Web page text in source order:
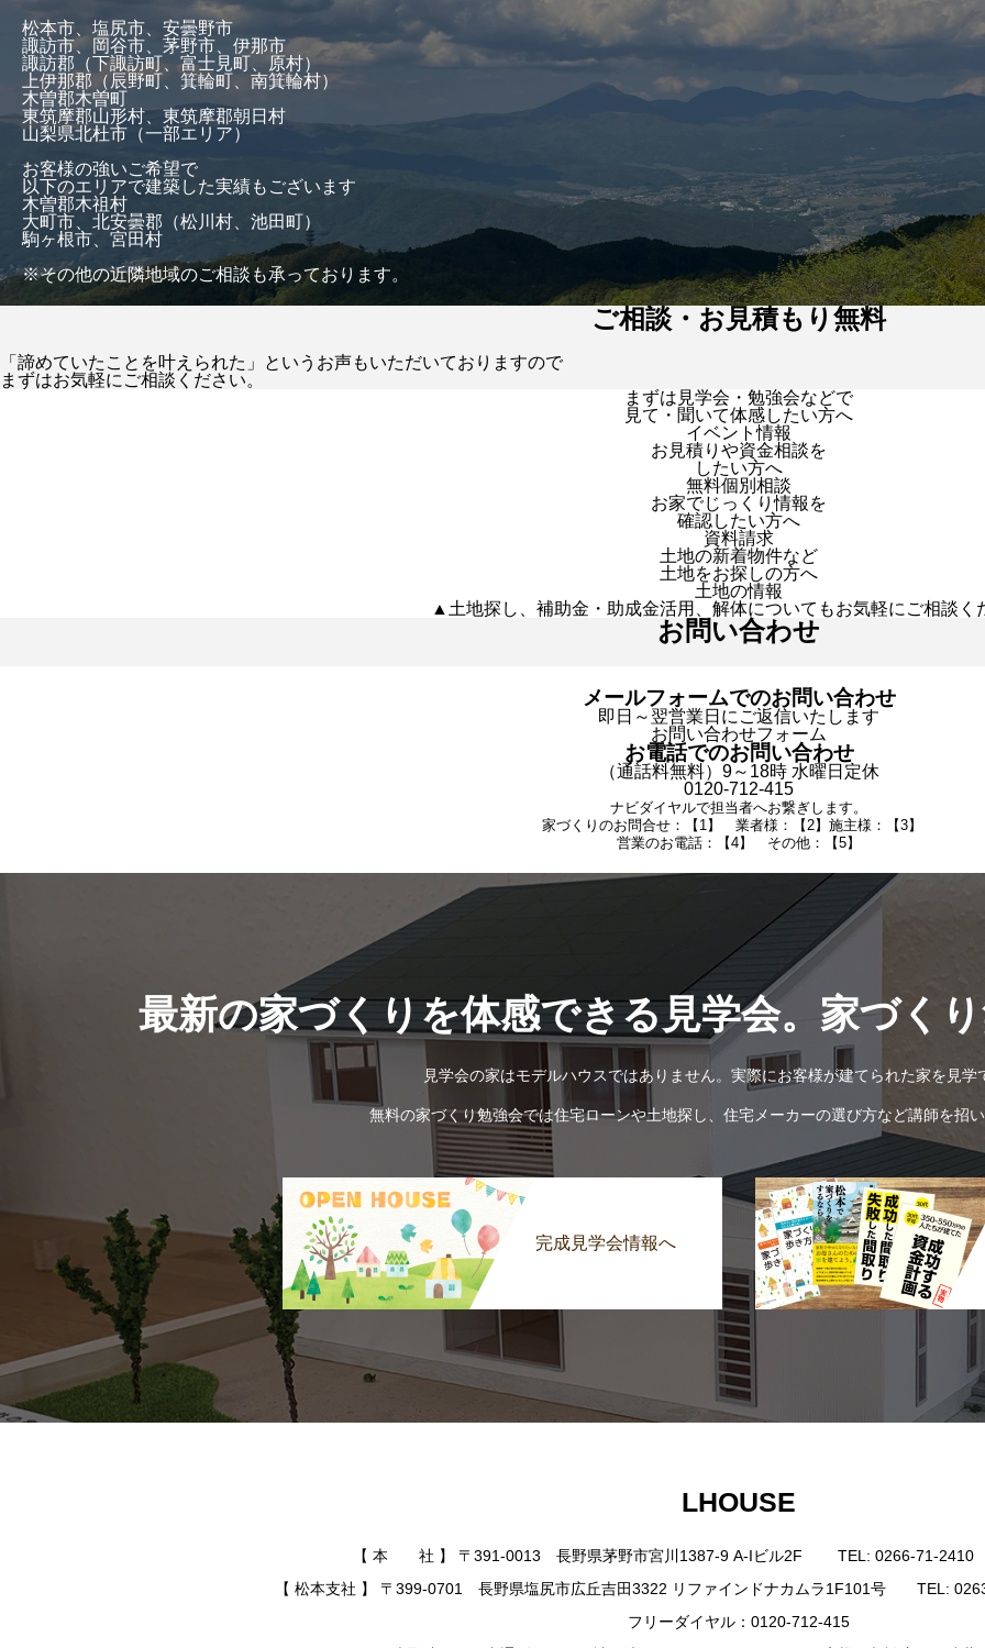
松本市、塩尻市、安曇野市
諏訪市、岡谷市、茅野市、伊那市
諏訪郡（下諏訪町、富士見町、原村）
上伊那郡（辰野町、箕輪町、南箕輪村）
木曽郡木曽町
東筑摩郡山形村、東筑摩郡朝日村
山梨県北杜市（一部エリア）
お客様の強いご希望で
以下のエリアで建築した実績もございます
木曽郡木祖村
大町市、北安曇郡（松川村、池田町）
駒ヶ根市、宮田村
※その他の近隣地域のご相談も承っております。
ご相談・お見積もり無料
「諦めていたことを叶えられた」というお声もいただいておりますので
まずはお気軽にご相談ください。
まずは見学会・勉強会などで
見て・聞いて体感したい方へ
イベント情報
お見積りや資金相談を
したい方へ
無料個別相談
お家でじっくり情報を
確認したい方へ
資料請求
土地の新着物件など
土地をお探しの方へ
土地の情報
▲土地探し、補助金・助成金活用、解体についてもお気軽にご相談く
お問い合わせ
メールフォームでのお問い合わせ
即日～翌営業日にご返信いたします
お問い合わせフォーム
お電話でのお問い合わせ
（通話料無料）9～18時 水曜日定休
0120-712-415
ナビダイヤルで担当者へお繋ぎします。
家づくりのお問合せ：【1】 業者様：【2】施主様：【3】
営業のお電話：【4】 その他：【5】
最新の家づくりを体感できる見学会。家づく
見学会の家はモデルハウスではありません。実際にお客様が建てられた家を見学
無料の家づくり勉強会では住宅ローンや土地探し、住宅メーカーの選び方など講師を招
完成見学会情報へ
LHOUSE
【 本 社 】 〒391-0013 長野県茅野市宮川1387-9 A-Iビル2F TEL: 0266-71-2410
【 松本支社 】 〒399-0701 長野県塩尻市広丘吉田3322 リファインドナカムラ1F101号 TEL:
フリーダイヤル：0120-712-415